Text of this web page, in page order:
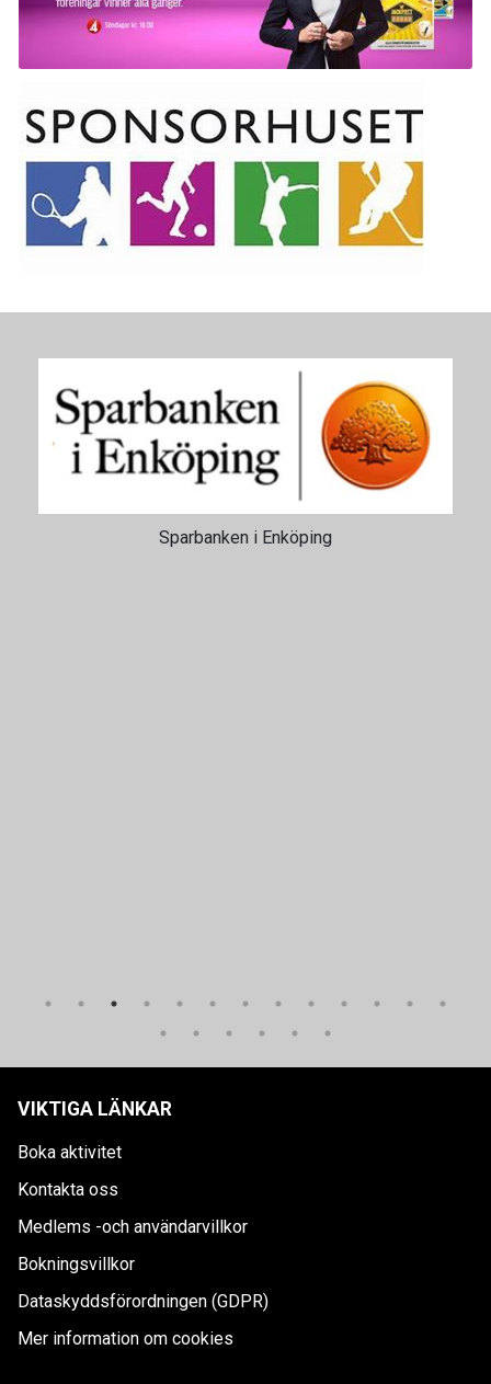
Swoosh
VIKTIGA LÄNKAR
Boka aktivitet
Kontakta oss
Medlems -och användarvillkor
Bokningsvillkor
Dataskyddsförordningen (GDPR)
Mer information om cookies